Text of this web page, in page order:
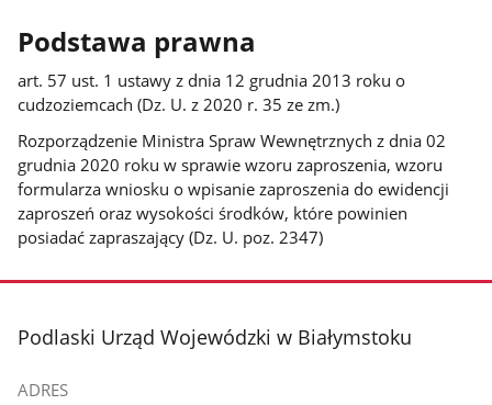
Podstawa prawna
art. 57 ust. 1 ustawy z dnia 12 grudnia 2013 roku o
cudzoziemcach (Dz. U. z 2020 r. 35 ze zm.)
Rozporządzenie Ministra Spraw Wewnętrznych z dnia 02
grudnia 2020 roku w sprawie wzoru zaproszenia, wzoru
formularza wniosku o wpisanie zaproszenia do ewidencji
zaproszeń oraz wysokości środków, które powinien
posiadać zapraszający (Dz. U. poz. 2347)
stopka
Podlaski Urząd Wojewódzki w Białymstoku
ADRES